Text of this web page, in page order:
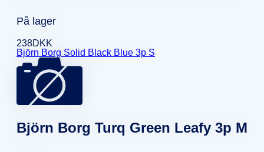
På lager
238DKK
Björn Borg Solid Black Blue 3p S
Björn Borg Turq Green Leafy 3p M